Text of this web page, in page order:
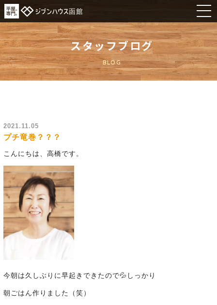
スタッフブログ
BLOG
2021.11.05
プチ竜巻？？？
こんにちは、高橋です。
今朝は久しぶりに早起きできたので💦しっかり
朝ごはん作りました（笑）